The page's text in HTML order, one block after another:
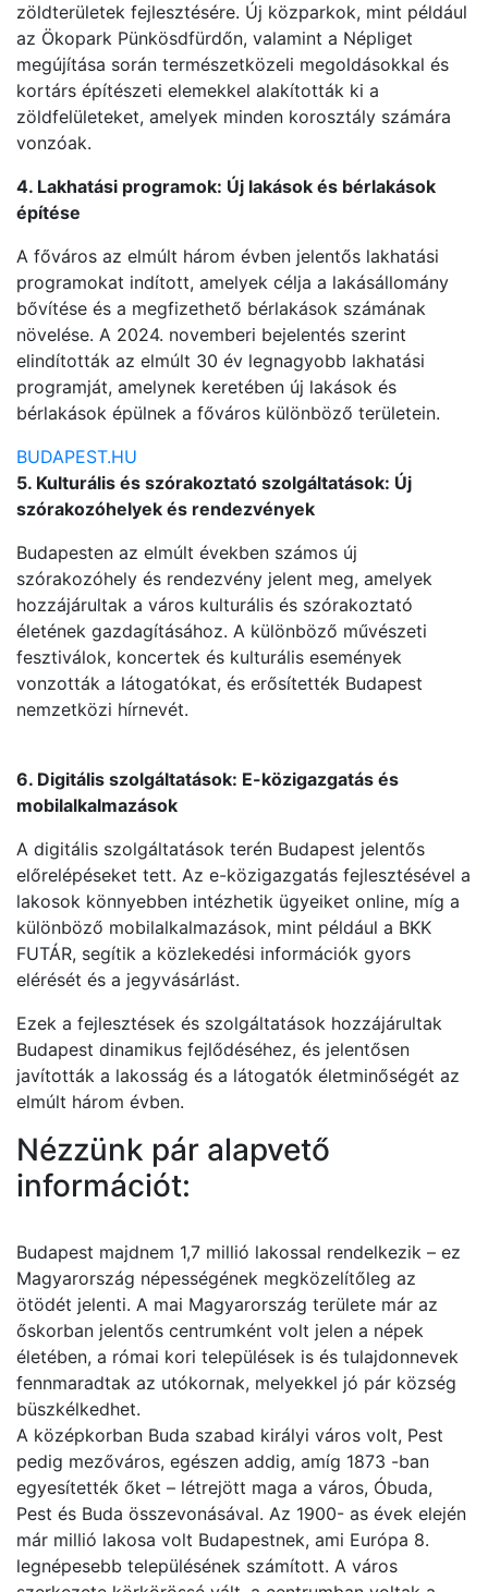
zöldterületek fejlesztésére. Új közparkok, mint például
az Ökopark Pünkösdfürdőn, valamint a Népliget
megújítása során természetközeli megoldásokkal és
kortárs építészeti elemekkel alakították ki a
zöldfelületeket, amelyek minden korosztály számára
vonzóak.
4. Lakhatási programok: Új lakások és bérlakások
építése
A főváros az elmúlt három évben jelentős lakhatási
programokat indított, amelyek célja a lakásállomány
bővítése és a megfizethető bérlakások számának
növelése. A 2024. novemberi bejelentés szerint
elindították az elmúlt 30 év legnagyobb lakhatási
programját, amelynek keretében új lakások és
bérlakások épülnek a főváros különböző területein.
BUDAPEST.HU
5. Kulturális és szórakoztató szolgáltatások: Új
szórakozóhelyek és rendezvények
Budapesten az elmúlt években számos új
szórakozóhely és rendezvény jelent meg, amelyek
hozzájárultak a város kulturális és szórakoztató
életének gazdagításához. A különböző művészeti
fesztiválok, koncertek és kulturális események
vonzották a látogatókat, és erősítették Budapest
nemzetközi hírnevét.
6. Digitális szolgáltatások: E-közigazgatás és
mobilalkalmazások
A digitális szolgáltatások terén Budapest jelentős
előrelépéseket tett. Az e-közigazgatás fejlesztésével a
lakosok könnyebben intézhetik ügyeiket online, míg a
különböző mobilalkalmazások, mint például a BKK
FUTÁR, segítik a közlekedési információk gyors
elérését és a jegyvásárlást.
Ezek a fejlesztések és szolgáltatások hozzájárultak
Budapest dinamikus fejlődéséhez, és jelentősen
javították a lakosság és a látogatók életminőségét az
elmúlt három évben.
Nézzünk pár alapvető
információt:
Budapest majdnem 1,7 millió lakossal rendelkezik – ez
Magyarország népességének megközelítőleg az
ötödét jelenti. A mai Magyarország területe már az
őskorban jelentős centrumként volt jelen a népek
életében, a római kori települések is és tulajdonnevek
fennmaradtak az utókornak, melyekkel jó pár község
büszkélkedhet.
A középkorban Buda szabad királyi város volt, Pest
pedig mezőváros, egészen addig, amíg 1873 -ban
egyesítették őket – létrejött maga a város, Óbuda,
Pest és Buda összevonásával. Az 1900- as évek elején
már millió lakosa volt Budapestnek, ami Európa 8.
legnépesebb településének számított. A város